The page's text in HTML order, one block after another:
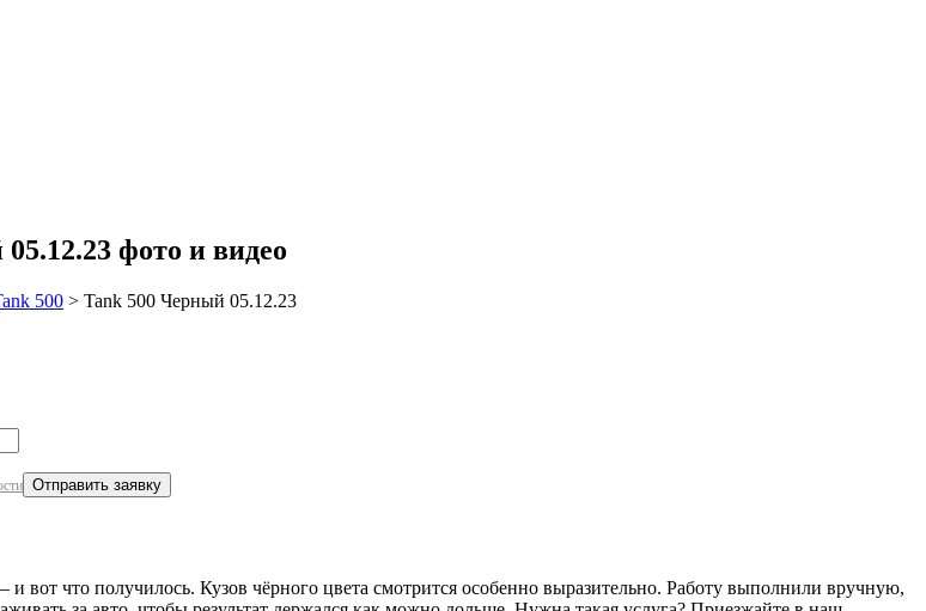
фото и видео
500 > Tank 500 Черный 05.12.23
и вот что получилось. Кузов чёрного цвета смотрится особенно выразительно. Работу выполнили вручную,